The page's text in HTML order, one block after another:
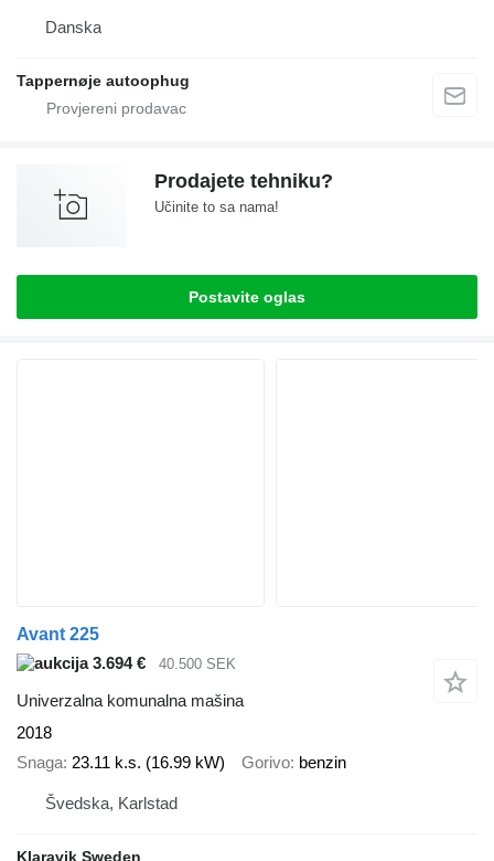
Danska
Tappernøje autoophug
Prodajete tehniku?
Učinite to sa nama!
Postavite oglas
Avant 225
3.694 €
40.500 SEK
Univerzalna komunalna mašina
2018
Snaga 23.11 k.s. (16.99 kW) Gorivo benzin
Švedska, Karlstad
Klaravik Sweden